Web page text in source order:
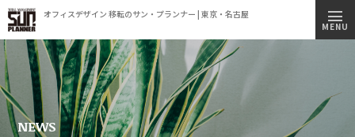
オフィスデザイン 移転のサン・プランナー | 東京・名古屋
トップページ
施工実績
事業内容
コンセプト
MENU
NEWS